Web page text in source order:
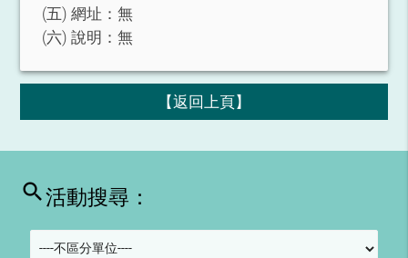
(五) 網址：無
(六) 說明：無
【返回上頁】
search活動搜尋：